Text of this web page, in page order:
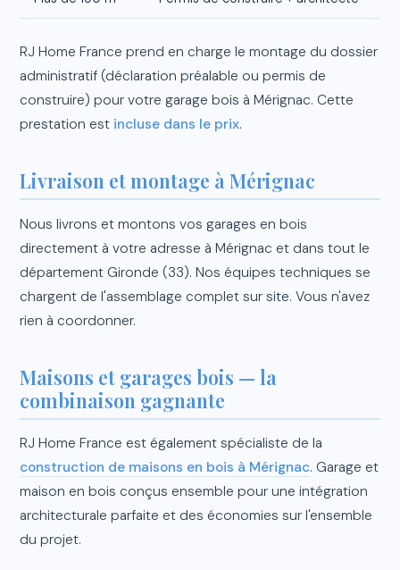
RJ Home France prend en charge le montage du dossier
administratif (déclaration préalable ou permis de
construire) pour votre garage bois à Mérignac. Cette
prestation est incluse dans le prix.
Livraison et montage à Mérignac
Nous livrons et montons vos garages en bois
directement à votre adresse à Mérignac et dans tout le
département Gironde (33). Nos équipes techniques se
chargent de l'assemblage complet sur site. Vous n'avez
rien à coordonner.
Maisons et garages bois — la
combinaison gagnante
RJ Home France est également spécialiste de la
construction de maisons en bois à Mérignac. Garage et
maison en bois conçus ensemble pour une intégration
architecturale parfaite et des économies sur l'ensemble
du projet.